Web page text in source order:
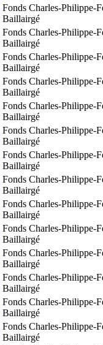
Fonds Charles-Philippe-
Baillairgé
Fonds Charles-Philippe-
Baillairgé
Fonds Charles-Philippe-
Baillairgé
Fonds Charles-Philippe-
Baillairgé
Fonds Charles-Philippe-
Baillairgé
Fonds Charles-Philippe-
Baillairgé
Fonds Charles-Philippe-
Baillairgé
Fonds Charles-Philippe-
Baillairgé
Fonds Charles-Philippe-
Baillairgé
Fonds Charles-Philippe-
Baillairgé
Fonds Charles-Philippe-
Baillairgé
Fonds Charles-Philippe-
Baillairgé
Fonds Charles-Philippe-
Baillairgé
Fonds Charles-Philippe-
Baillairgé